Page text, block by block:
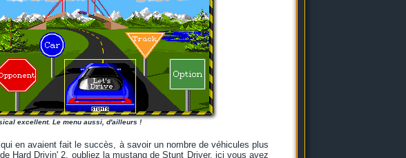
excellent. Le menu aussi, d'ailleurs !
en avaient fait le succès, à savoir un nombre de véhicules plus
Hard Drivin' 2, oubliez la mustang de Stunt Driver, ici vous avez